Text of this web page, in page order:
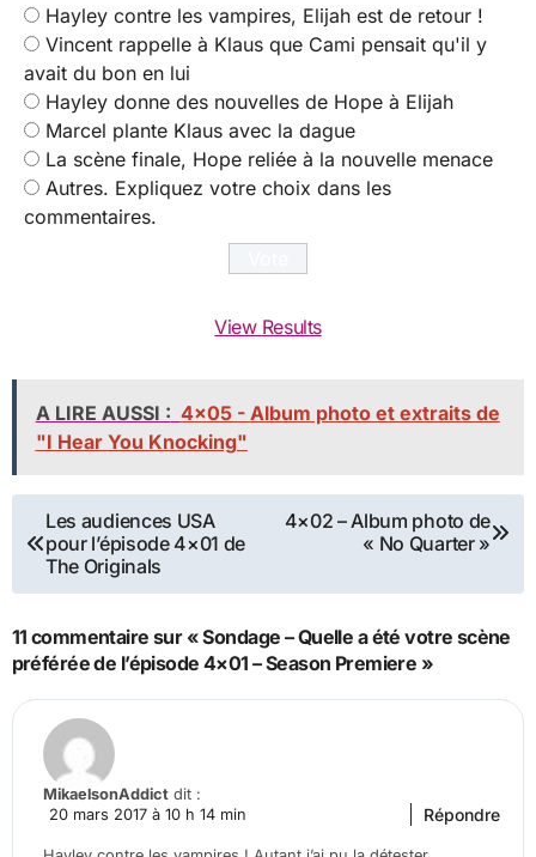
Hayley contre les vampires, Elijah est de retour !
Vincent rappelle à Klaus que Cami pensait qu'il y
avait du bon en lui
Hayley donne des nouvelles de Hope à Elijah
Marcel plante Klaus avec la dague
La scène finale, Hope reliée à la nouvelle menace
Autres. Expliquez votre choix dans les
commentaires.
View Results
A LIRE AUSSI : 4x05 - Album photo et extraits de
"I Hear You Knocking"
Navigation
de
l’article
Les audiences USA
pour l’épisode 4×01 de
The Originals
4×02 – Album photo de
« No Quarter »
11 commentaire sur « Sondage – Quelle a été votre scène
préférée de l’épisode 4×01 – Season Premiere »
MikaelsonAddict dit :
20 mars 2017 à 10 h 14 min
Répondre